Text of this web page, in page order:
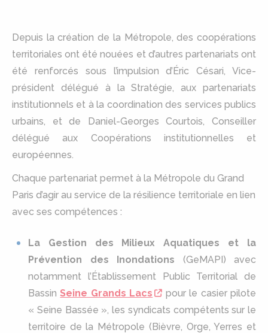
Depuis la création de la Métropole, des coopérations
territoriales ont été nouées et d’autres partenariats ont
été renforcés sous l’impulsion d’Éric Césari, Vice-
président délégué à la Stratégie, aux partenariats
institutionnels et à la coordination des services publics
urbains, et de Daniel-Georges Courtois, Conseiller
délégué aux Coopérations institutionnelles et
européennes.
Chaque partenariat permet à la Métropole du Grand
Paris d’agir au service de la résilience territoriale en lien
avec ses compétences :
La Gestion des Milieux Aquatiques et la
Prévention des Inondations (GeMAPI) avec
notamment l’Établissement Public Territorial de
BassinSeine Grands Lacs
pour le casier pilote
« Seine Bassée », les syndicats compétents sur le
territoire de la Métropole (Bièvre, Orge, Yerres et